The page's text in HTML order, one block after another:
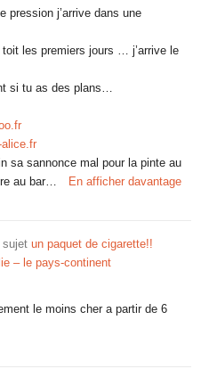
pression j’arrive dans une
les premiers jours … j’arrive le
si tu as des plans…
sa sannonce mal pour la pinte au
au bar…
En afficher davantage
sujet un paquet de cigarette!!
– le pays-continent
le moins cher a partir de 6